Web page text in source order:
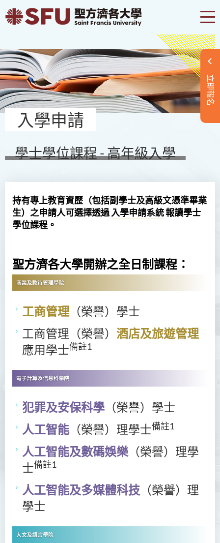
立即報名
入學申請
學士學位課程 - 高年級入學
持有專上教育資歷（包括副學士及高級文憑準畢業
生）之申請人可選擇透過 入學申請系統報讀學士
學位課程。
聖方濟各大學開辦之全日制課程：
工商管理 （榮譽）學士
工商管理（榮譽） 酒店及旅遊管理
應用學士備註1
犯罪及安保科學 （榮譽）學士
人工智能（榮譽）理學士備註1
人工智能及數碼娛樂 （榮譽）理學
士備註1
人工智能及多媒體科技 （榮譽）理
學士